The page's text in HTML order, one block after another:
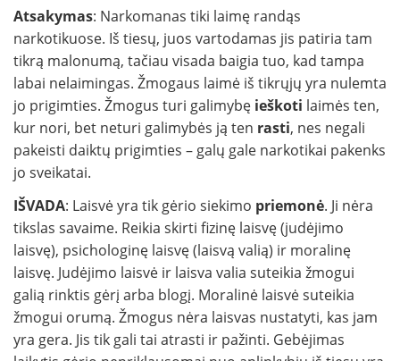
Atsakymas: Narkomanas tiki laimę randąs
narkotikuose. Iš tiesų, juos vartodamas jis patiria tam
tikrą malonumą, tačiau visada baigia tuo, kad tampa
labai nelaimingas. Žmogaus laimė iš tikrųjų yra nulemta
jo prigimties. Žmogus turi galimybę ieškoti laimės ten,
kur nori, bet neturi galimybės ją ten rasti, nes negali
pakeisti daiktų prigimties – galų gale narkotikai pakenks
jo sveikatai.
IŠVADA: Laisvė yra tik gėrio siekimo priemonė. Ji nėra
tikslas savaime. Reikia skirti fizinę laisvę (judėjimo
laisvę), psichologinę laisvę (laisvą valią) ir moralinę
laisvę. Judėjimo laisvė ir laisva valia suteikia žmogui
galią rinktis gėrį arba blogį. Moralinė laisvė suteikia
žmogui orumą. Žmogus nėra laisvas nustatyti, kas jam
yra gera. Jis tik gali tai atrasti ir pažinti. Gebėjimas